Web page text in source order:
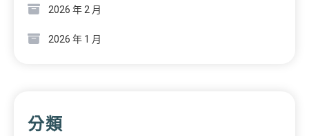
2026 年 2 月
2026 年 1 月
分類